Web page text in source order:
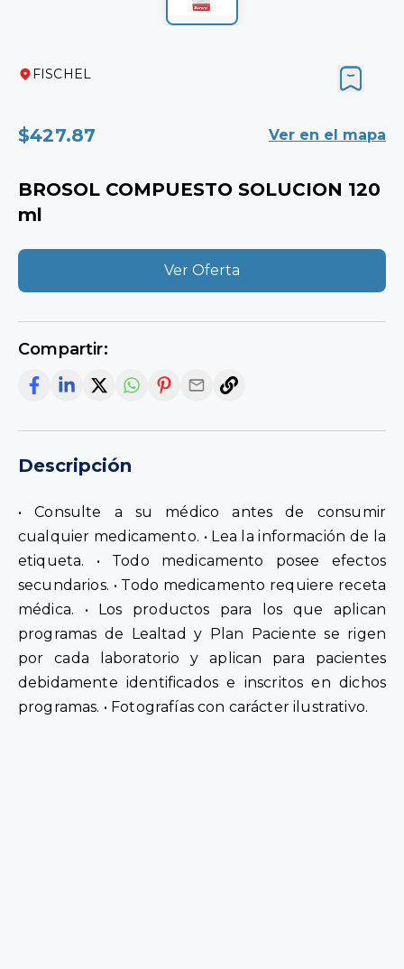
FISCHEL
$427.87 Ver en el mapa
BROSOL COMPUESTO SOLUCION 120
ml
Ver Oferta
Compartir:
Descripción
• Consulte a su médico antes de consumir
cualquier medicamento. • Lea la información de la
etiqueta. • Todo medicamento posee efectos
secundarios. • Todo medicamento requiere receta
médica. • Los productos para los que aplican
programas de Lealtad y Plan Paciente se rigen
por cada laboratorio y aplican para pacientes
debidamente identificados e inscritos en dichos
programas. • Fotografías con carácter ilustrativo.